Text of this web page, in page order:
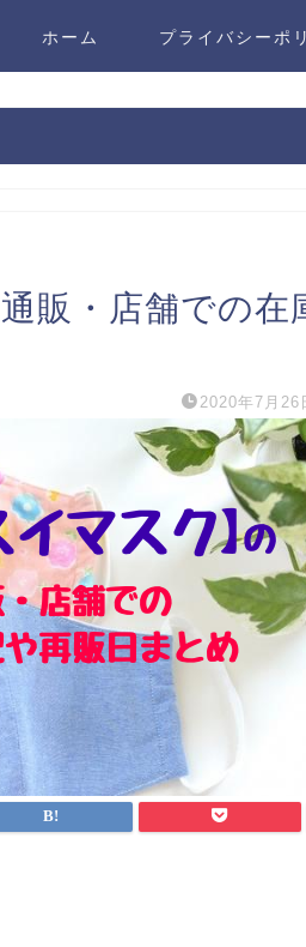
ホーム プライバシーポ
販・店舗での在
2020年7月26